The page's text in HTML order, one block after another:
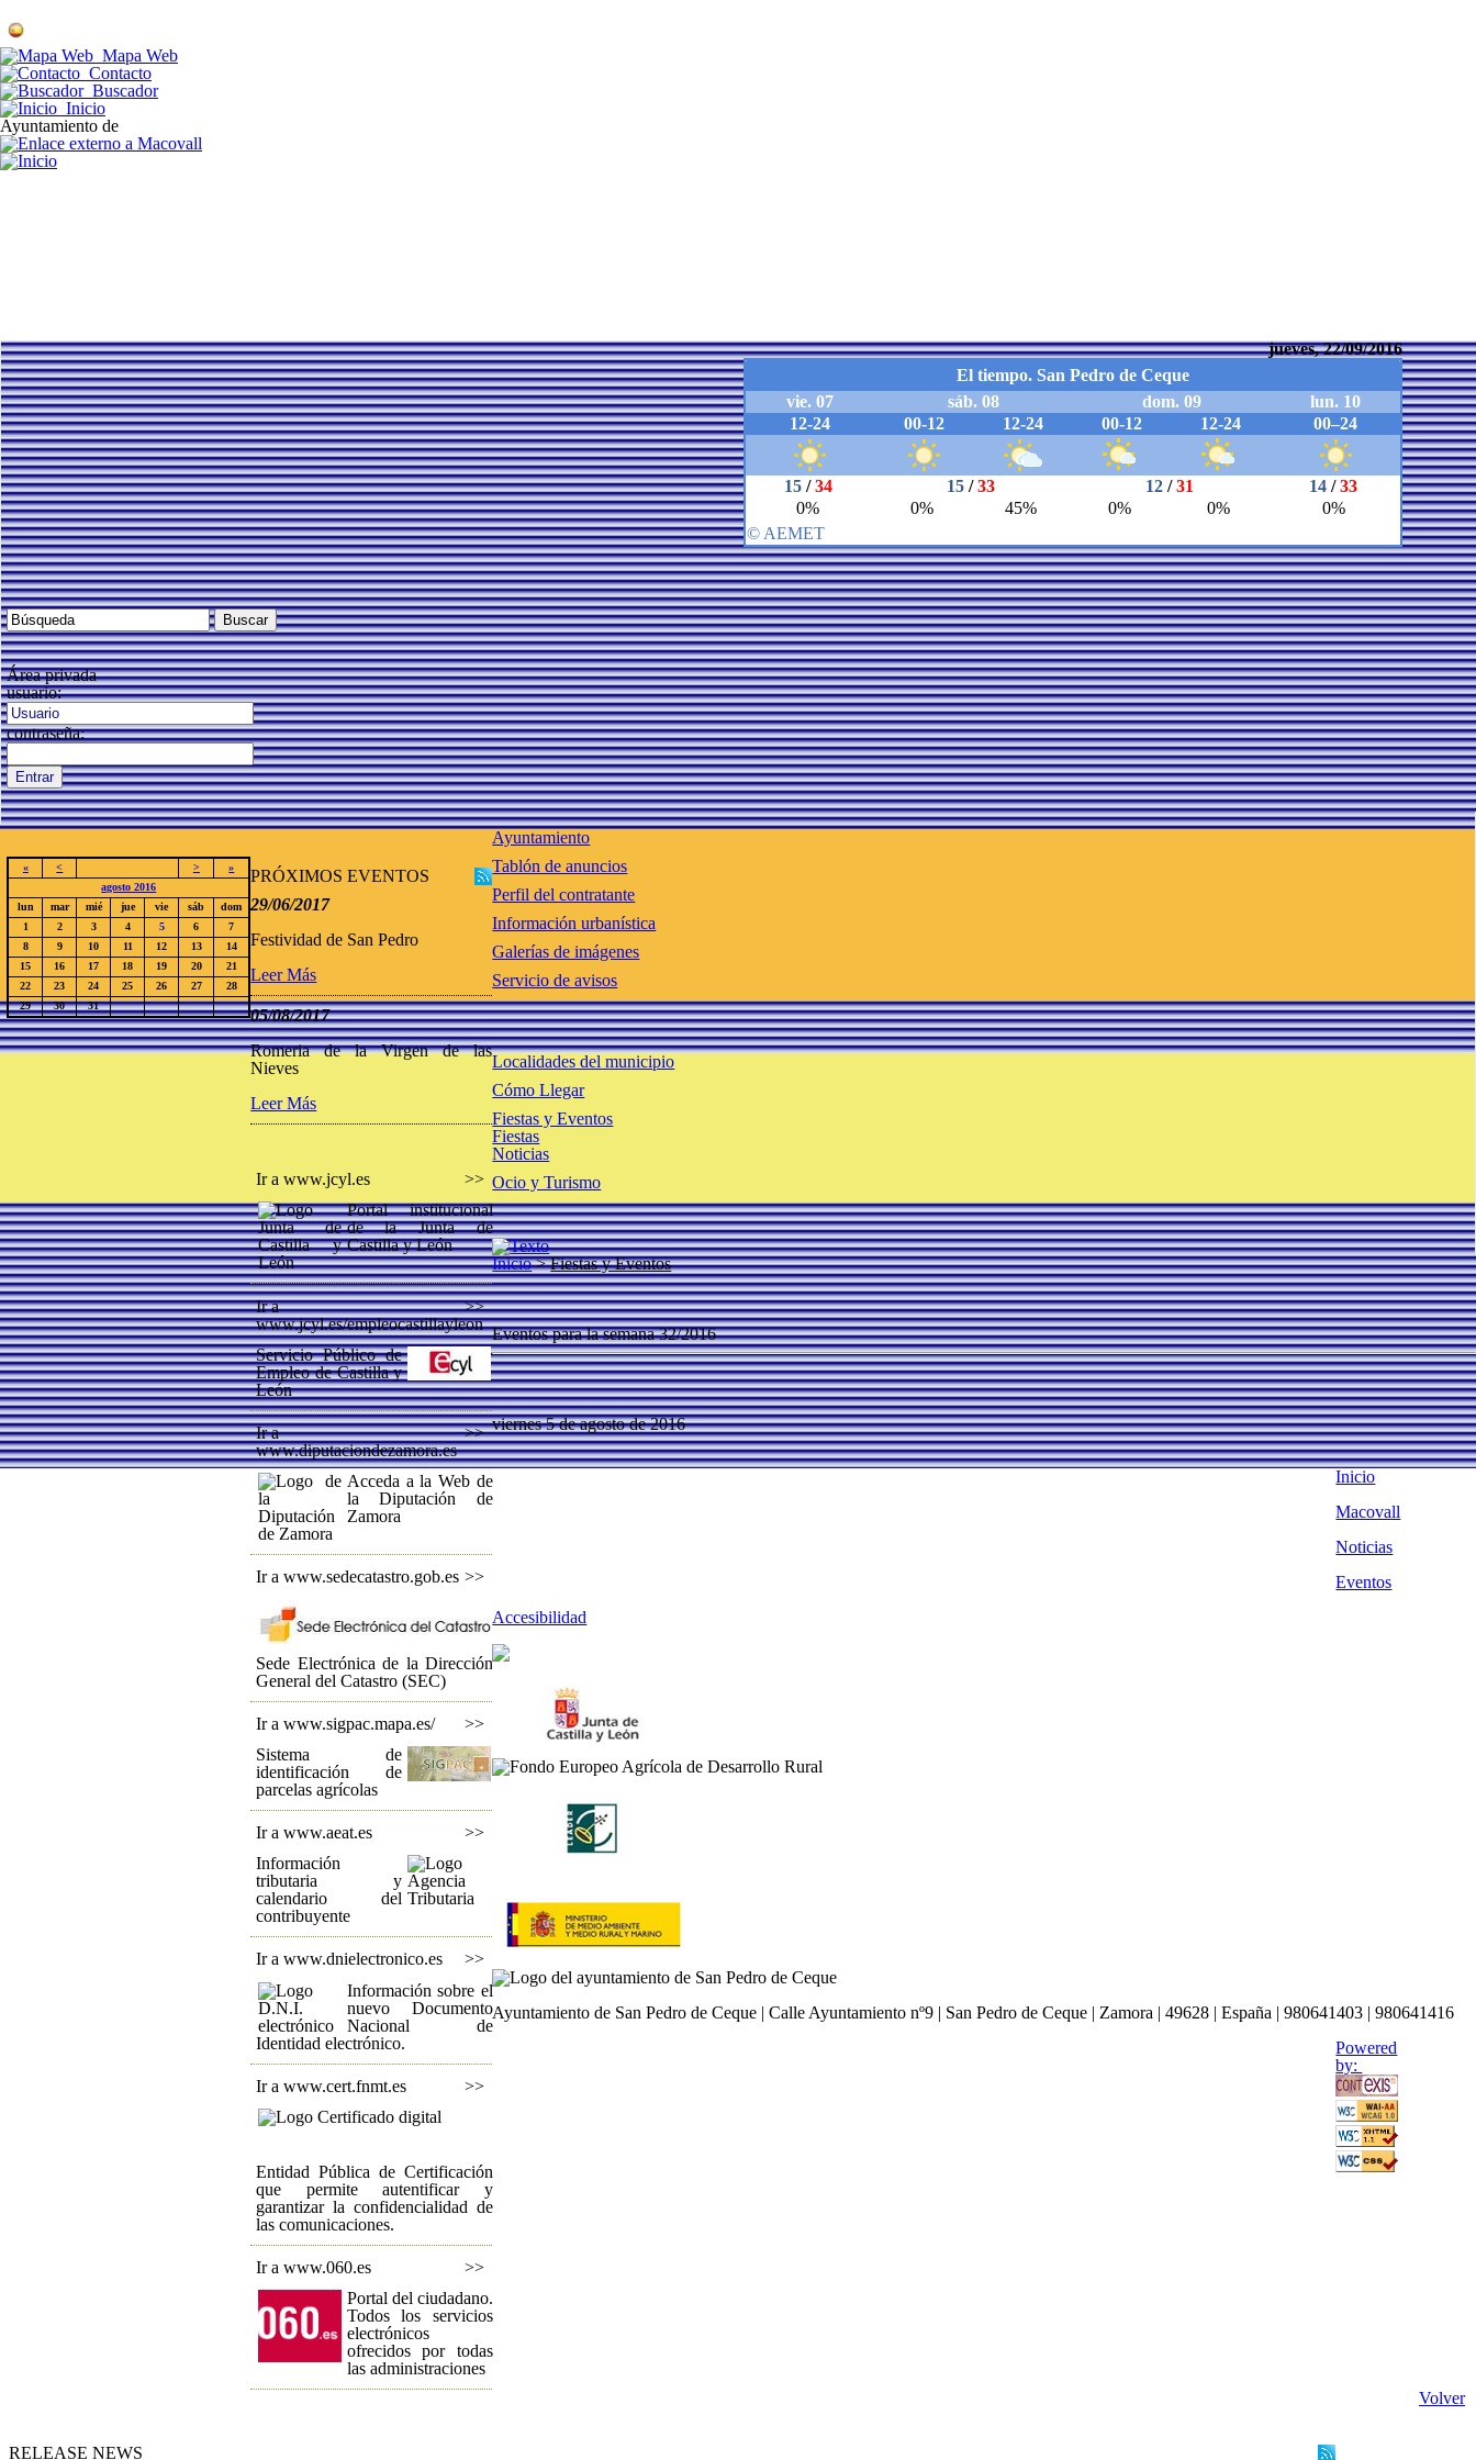
Mapa Web
Contacto
Buscador
Inicio
Ayuntamiento de
jueves, 22/09/2016
Área privada
usuario:
contraseña:
« < >
»
agosto 2016
lun
mar mié jue vie sáb
dom
1
2 3 4 5 6
7
8
9 10 11 12 13
14
15
16 17 18 19 20
21
22
23 24 25 26 27
28
29
30 31
PRÓXIMOS EVENTOS
29/06/2017
Festividad de San Pedro
Leer Más
05/08/2017
Romeria de la Virgen de las
Nieves
Leer Más
Ir a www.jcyl.es
>>
Portal institucional
de la Junta de
Castilla y León
Ir a
www.jcyl.es/empleocastillayleon
>>
Servicio Público de
Empleo de Castilla y
León
Ir a
www.diputaciondezamora.es
>>
Acceda a la Web de
la Diputación de
Zamora
Ir a www.sedecatastro.gob.es >>
Sede Electrónica de la Dirección
General del Catastro (SEC)
Ir a www.sigpac.mapa.es/
>>
Sistema de
identificación de
parcelas agrícolas
Ir a www.aeat.es
>>
Información
tributaria y
calendario del
contribuyente
Ir a www.dnielectronico.es
>>
Información sobre el
nuevo Documento
Nacional de
Identidad electrónico.
Ir a www.cert.fnmt.es >>
Entidad Pública de Certificación
que permite autentificar y
garantizar la confidencialidad de
las comunicaciones.
Ir a www.060.es
>>
Portal del ciudadano.
Todos los servicios
electrónicos
ofrecidos por todas
las administraciones
Ayuntamiento
Tablón de anuncios
Perfil del contratante
Información urbanística
Galerías de imágenes
Servicio de avisos
Localidades del municipio
Cómo Llegar
Fiestas y Eventos
Fiestas
Noticias
Ocio y Turismo
RELEASE NEWS
Inicio>Fiestas y Eventos
Volver
Eventos para la semana 32/2016
viernes 5 de agosto de 2016
Inicio
Macovall
Noticias
Eventos
Accesibilidad
Ayuntamiento de San Pedro de Ceque | Calle Ayuntamiento nº9 | San Pedro de Ceque | Zamora | 49628 | España | 980641403 | 980641416
Powered
by: